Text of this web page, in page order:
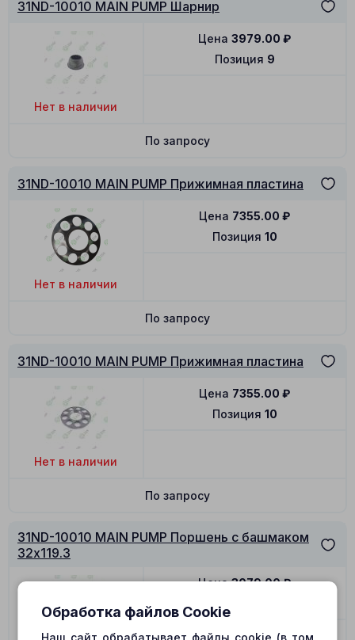
31ND-10010 MAIN PUMP Шарнир
Нет в наличии
Позиция 9
Цена 3979.00 ₽
По запросу
31ND-10010 MAIN PUMP Прижимная пластина
Нет в наличии
Позиция 10
Цена 7355.00 ₽
По запросу
31ND-10010 MAIN PUMP Прижимная пластина
Нет в наличии
Позиция 10
Цена 7355.00 ₽
По запросу
31ND-10010 MAIN PUMP Поршень с башмаком
32x119.3
Позиция
Цена 3079.00₽
Обработка файлов Cookie
Наш сайт обрабатывает файлы cookie (в том